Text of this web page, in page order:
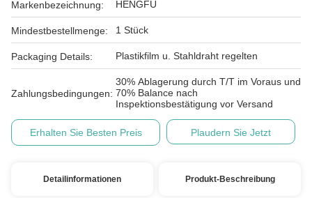
Markenbezeichnung: HENGFU
Mindestbestellmenge: 1 Stück
Packaging Details: Plastikfilm u. Stahldraht regelten
Zahlungsbedingungen:
30% Ablagerung durch T/T im Voraus und
70% Balance nach
Inspektionsbestätigung vor Versand
Erhalten Sie Besten Preis Plaudern Sie Jetzt
Detailinformationen Produkt-Beschreibung